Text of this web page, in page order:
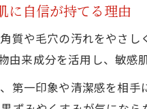
に自信が持てる理由
質や毛穴の汚れをやさ
由来成分を活用し、敏
第一印象や清潔感を相